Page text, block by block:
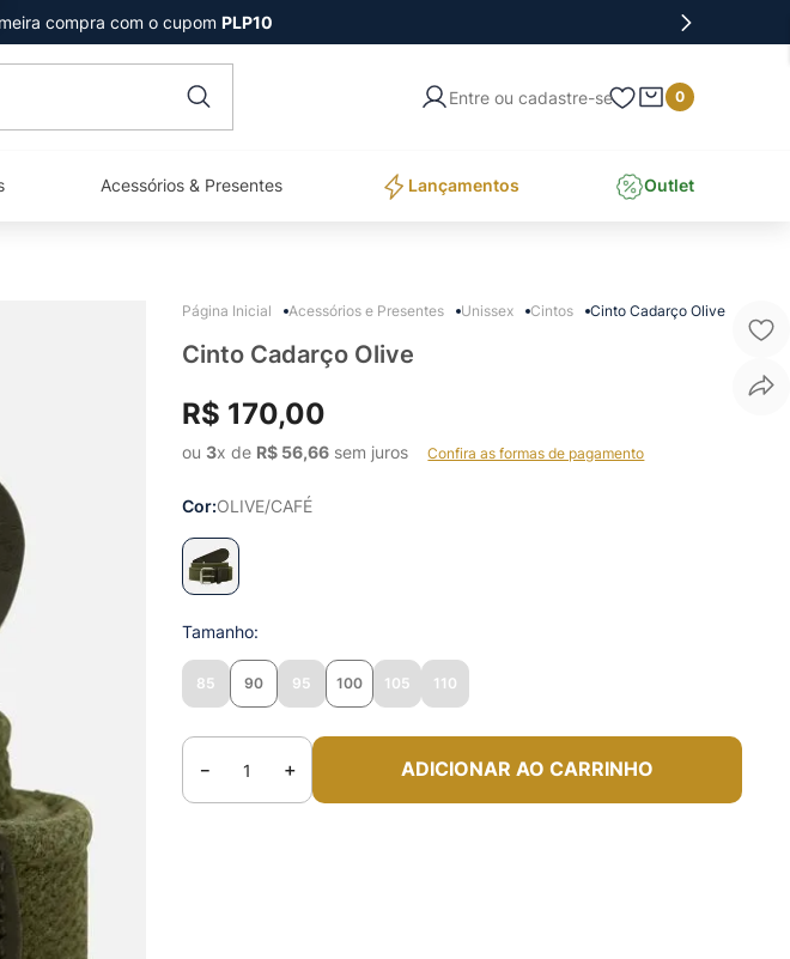
compra com o cupom PLP10
Entre ou cadastre-se 0
Acessórios & Presentes Lançamentos Outlet
Acessórios e Presentes Unissex Cintos Cinto Cadarço Olive
Cinto Cadarço Olive
R$ 170,00
ou 3x de R$ 56,66 sem juros Confira as formas de pagamento
Tamanho
85 90 95 100 105 110
Cor OLIVE/CAFÉ
＋
－